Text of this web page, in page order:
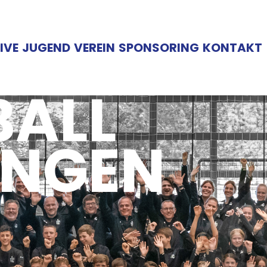
JUGEND VEREIN SPONSORING KONTAKT